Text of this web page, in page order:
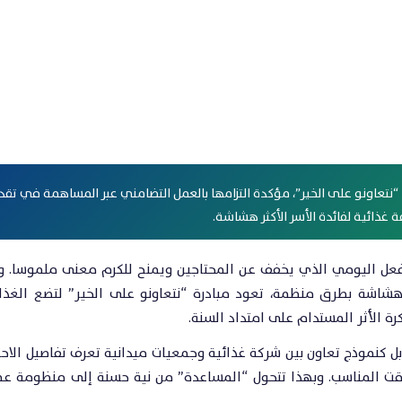
اليومي الذي يخفف عن المحتاجين ويمنح للكرم معنى ملموسا.
هشاشة بطرق منظمة، تعود مبادرة “نتعاونو على الخير” لتضع
الأثر المستدام على امتداد السنة.
كنموذج تعاون بين شركة غذائية وجمعيات ميدانية تعرف تفاصيل
المناسب. وبهذا تتحول “المساعدة” من نية حسنة إلى منظومة